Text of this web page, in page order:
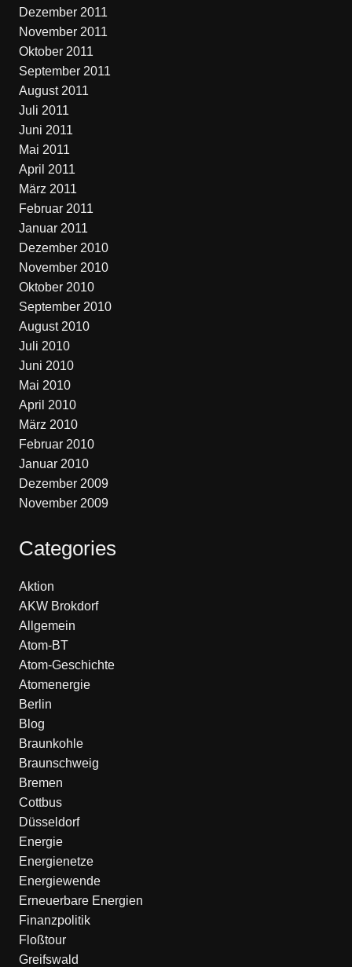
Dezember 2011
November 2011
Oktober 2011
September 2011
August 2011
Juli 2011
Juni 2011
Mai 2011
April 2011
März 2011
Februar 2011
Januar 2011
Dezember 2010
November 2010
Oktober 2010
September 2010
August 2010
Juli 2010
Juni 2010
Mai 2010
April 2010
März 2010
Februar 2010
Januar 2010
Dezember 2009
November 2009
Categories
Aktion
AKW Brokdorf
Allgemein
Atom-BT
Atom-Geschichte
Atomenergie
Berlin
Blog
Braunkohle
Braunschweig
Bremen
Cottbus
Düsseldorf
Energie
Energienetze
Energiewende
Erneuerbare Energien
Finanzpolitik
Floßtour
Greifswald